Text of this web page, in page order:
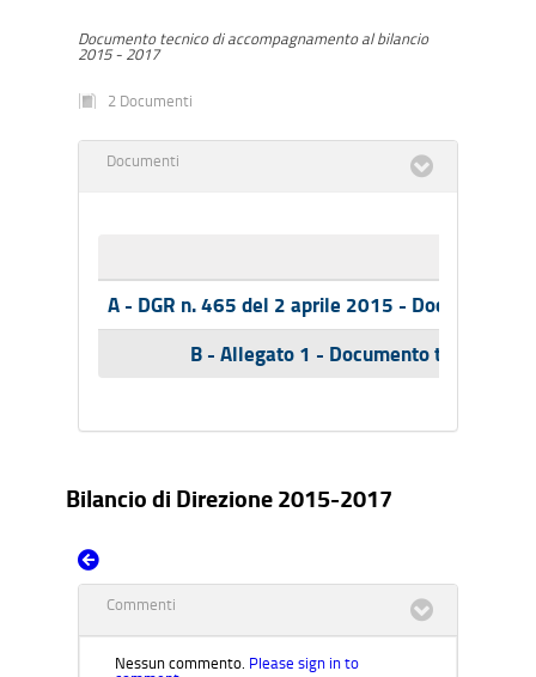
Documento tecnico di accompagnamento al bilancio
2015 - 2017
2 Documenti
Documenti
A - DGR n. 465 del 2 aprile 2015 - Documento
B - Allegato 1 - Documento tecnico
Bilancio di Direzione 2015-2017
Commenti
Nessun commento. Please sign in to